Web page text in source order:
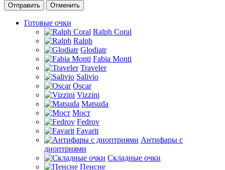
Отменить
Готовые очки
Ralph Coral
Ralph
Glodiatr
Fabia Monti
Traveler
Salivio
Oscar
Vizzini
Matsuda
Мост
Fedrov
Favarit
Антифары с
диоптриями
Складные очки
Пенсне